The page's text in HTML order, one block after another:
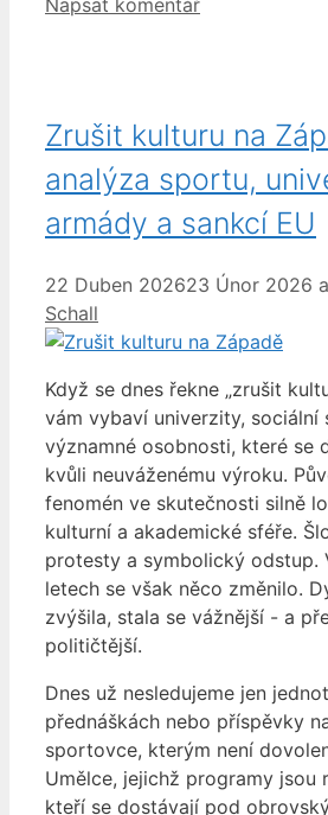
Zrušit kulturu na
analýza sportu,
armády a sankcí EU
22 Duben 202623 Únor 2026
Schall
Když se dnes řekne „zrušit
vám vybaví univerzity, sociální
významné osobnosti, které se
kvůli neuváženému výroku.
fenomén ve skutečnosti silně
kulturní a akademické sféře.
protesty a symbolický odstup.
letech se však něco změnilo.
zvýšila, stala se vážnější - a
političtější.
Dnes už nesledujeme jen
přednáškách nebo příspěvky
sportovce, kterým není
Umělce, jejichž programy jsou
kteří se dostávají pod